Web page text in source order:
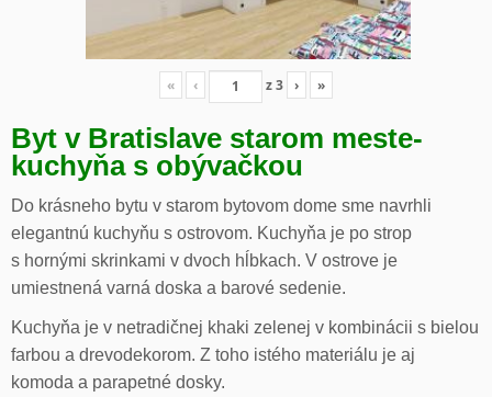
« ‹ z3 › »
Byt v Bratislave starom meste-
kuchyňa s obývačkou
Do krásneho bytu v starom bytovom dome sme navrhli
elegantnú kuchyňu s ostrovom. Kuchyňa je po strop
s hornými skrinkami v dvoch hĺbkach. V ostrove je
umiestnená varná doska a barové sedenie.
Kuchyňa je v netradičnej khaki zelenej v kombinácii s bielou
farbou a drevodekorom. Z toho istého materiálu je aj
komoda a parapetné dosky.